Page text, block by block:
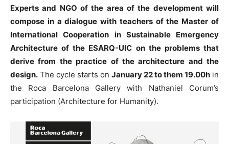
Experts and NGO of the area of the development will
compose in a dialogue with teachers of the Master of
International Cooperation in Sustainable Emergency
Architecture of the ESARQ-UIC on the problems that
derive from the practice of the architecture and the
design. The cycle starts on January 22 to them 19.00h in
the Roca Barcelona Gallery with Nathaniel Corum’s
participation (Architecture for Humanity).